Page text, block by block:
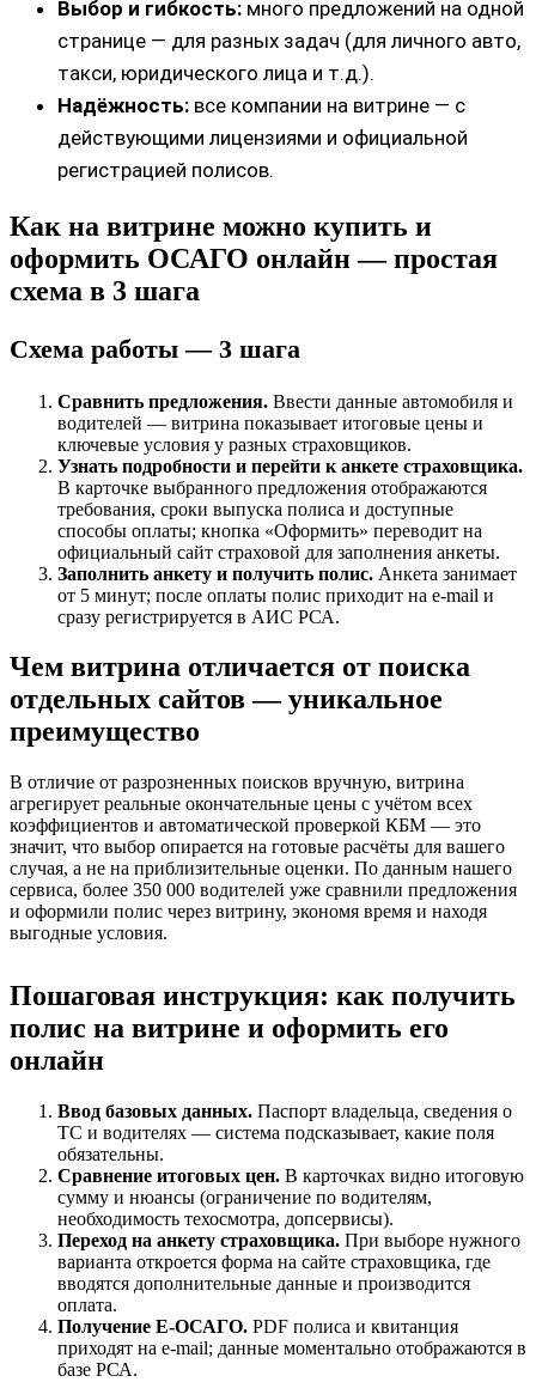
Выбор и гибкость: много предложений на одной
странице — для разных задач (для личного авто,
такси, юридического лица и т.д.).
Надёжность: все компании на витрине — с
действующими лицензиями и официальной
регистрацией полисов.
Как на витрине можно купить и
оформить ОСАГО онлайн — простая
схема в 3 шага
Схема работы — 3 шага
Сравнить предложения. Ввести данные автомобиля и
водителей — витрина показывает итоговые цены и
ключевые условия у разных страховщиков.
Узнать подробности и перейти к анкете страховщика.
В карточке выбранного предложения отображаются
требования, сроки выпуска полиса и доступные
способы оплаты; кнопка «Оформить» переводит на
официальный сайт страховой для заполнения анкеты.
Заполнить анкету и получить полис. Анкета занимает
от 5 минут; после оплаты полис приходит на e‑mail и
сразу регистрируется в АИС РСА.
Чем витрина отличается от поиска
отдельных сайтов — уникальное
преимущество
В отличие от разрозненных поисков вручную, витрина
агрегирует реальные окончательные цены с учётом всех
коэффициентов и автоматической проверкой КБМ — это
значит, что выбор опирается на готовые расчёты для вашего
случая, а не на приблизительные оценки. По данным нашего
сервиса, более 350 000 водителей уже сравнили предложения
и оформили полис через витрину, экономя время и находя
выгодные условия.
Пошаговая инструкция: как получить
полис на витрине и оформить его
онлайн
Ввод базовых данных. Паспорт владельца, сведения о
ТС и водителях — система подсказывает, какие поля
обязательны.
Сравнение итоговых цен. В карточках видно итоговую
сумму и нюансы (ограничение по водителям,
необходимость техосмотра, допсервисы).
Переход на анкету страховщика. При выборе нужного
варианта откроется форма на сайте страховщика, где
вводятся дополнительные данные и производится
оплата.
Получение Е‑ОСАГО. PDF полиса и квитанция
приходят на e‑mail; данные моментально отображаются в
базе РСА.